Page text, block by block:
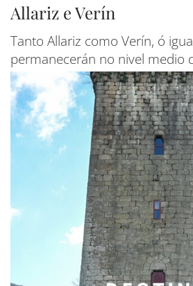
Allariz e Verín
Tanto Allariz como Verín, ó
permanecerán no nivel medio